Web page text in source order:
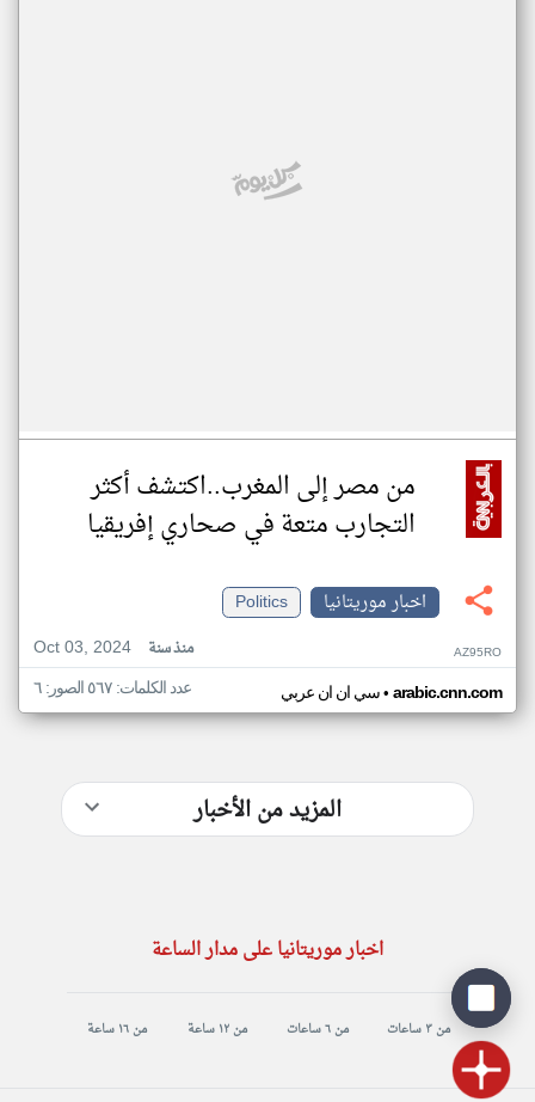
من مصر إلى المغرب..اكتشف أكثر
التجارب متعة في صحاري إفريقيا
اخبار موريتانيا
Politics
Oct 03, 2024
منذ سنة AZ95RO
سي ان ان عربي• arabic.cnn.com عدد الكلمات: ٥٦٧ الصور: ٦
المزيد من الأخبار
اخبار موريتانيا على مدار الساعة
من ٣ ساعات من ٦ ساعات من ١٢ ساعة من ١٦ ساعة